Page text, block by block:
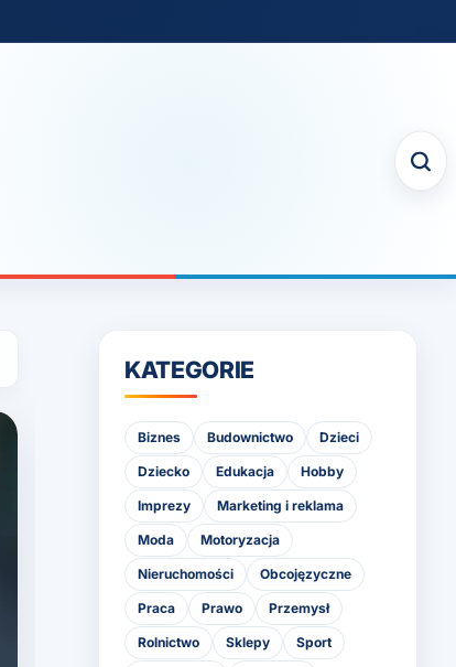
KATEGORIE
Biznes Budownictwo Dzieci
Dziecko Edukacja Hobby
Imprezy Marketing i reklama
Moda Motoryzacja
Nieruchomości Obcojęzyczne
Praca Prawo Przemysł
Rolnictwo Sklepy Sport